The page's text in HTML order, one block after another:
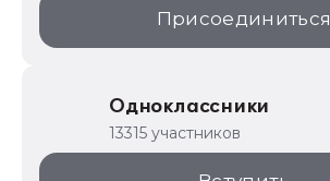
Присоединиться
Одноклассники
13315 участников